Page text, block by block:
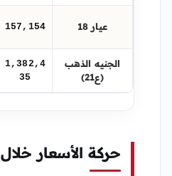
عيار 18 157,154
الجنيه الذهب
(ع21)
1,382,4
35
حركة الأسعار خلال 30 يوماً